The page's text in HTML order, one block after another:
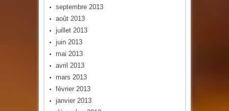
septembre 2013
août 2013
juillet 2013
juin 2013
mai 2013
avril 2013
mars 2013
février 2013
janvier 2013